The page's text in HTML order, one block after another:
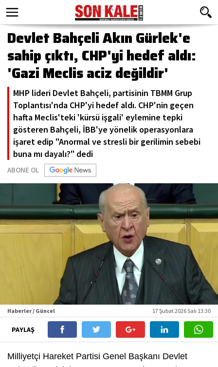
Devlet Bahçeli Akın Gürlek'e
sahip çıktı, CHP'yi hedef aldı:
'Gazi Meclis aciz değildir'
MHP lideri Devlet Bahçeli, partisinin TBMM Grup
Toplantısı'nda CHP'yi hedef aldı. CHP'nin geçen
hafta Meclis'teki 'kürsü işgali' eylemine tepki
gösteren Bahçeli, İBB'ye yönelik operasyonlara
işaret edip "Anormal ve stresli bir gerilimin sebebi
buna mı dayalı?" dedi
ABONE OL
Haberler / Güncel 17 Şubat 2026 Salı 13:30
PAYLAŞ
Milliyetçi Hareket Partisi Genel Başkanı Devlet